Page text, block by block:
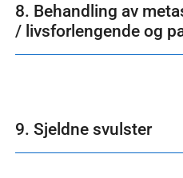
8. Behandling av
/ livsforlengende og
9. Sjeldne svulster